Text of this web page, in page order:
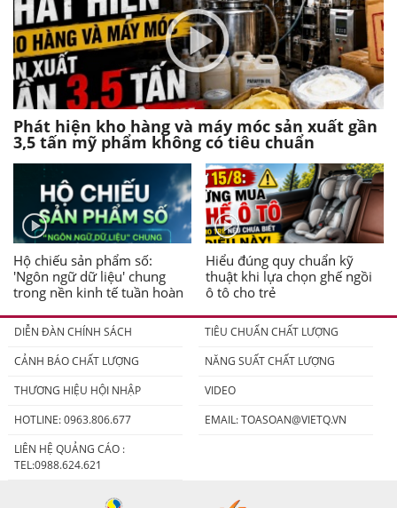
Phát hiện kho hàng và máy móc sản xuất gần
3,5 tấn mỹ phẩm không có tiêu chuẩn
Hộ chiếu sản phẩm số:
'Ngôn ngữ dữ liệu' chung
trong nền kinh tế tuần hoàn
Hiểu đúng quy chuẩn kỹ
thuật khi lựa chọn ghế ngồi
ô tô cho trẻ
DIỄN ĐÀN CHÍNH SÁCH
TIÊU CHUẨN CHẤT LƯỢNG
CẢNH BÁO CHẤT LƯỢNG
NĂNG SUẤT CHẤT LƯỢNG
THƯƠNG HIỆU HỘI NHẬP
VIDEO
HOTLINE: 0963.806.677
EMAIL:TOASOAN@VIETQ.VN
LIÊN HỆ QUẢNG CÁO :
TEL:0988.624.621